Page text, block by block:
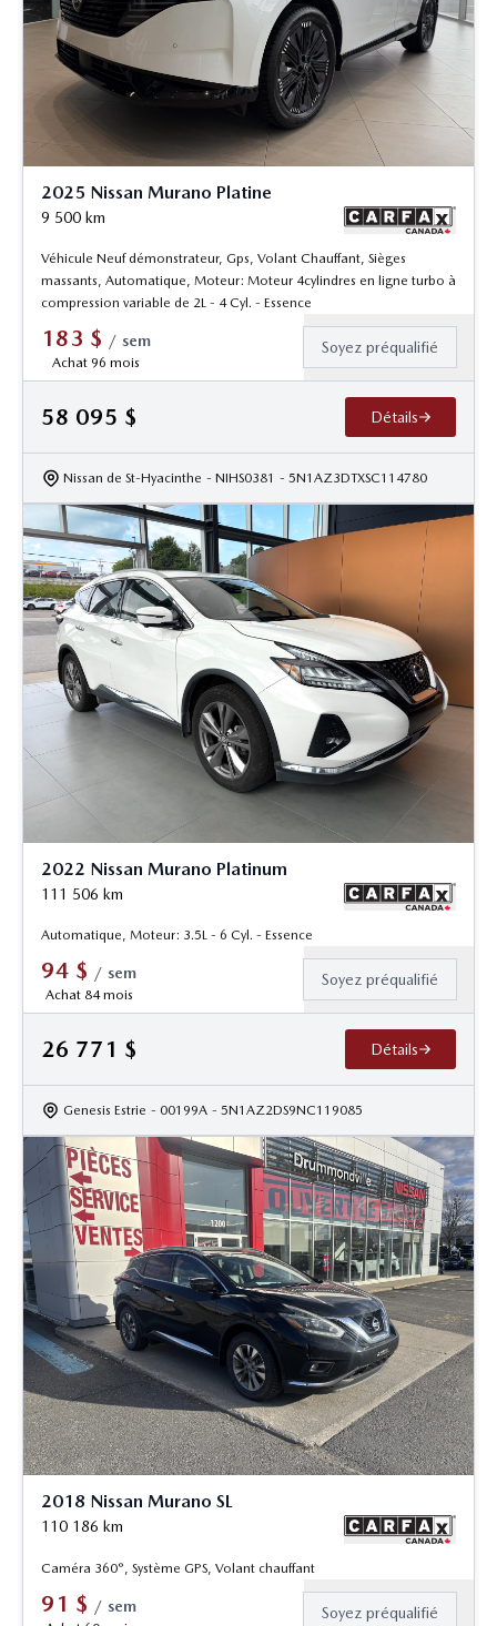
2025 Nissan Murano Platine
9 500 km
Véhicule Neuf démonstrateur, Gps, Volant Chauffant, Sièges
massants, Automatique, Moteur: Moteur 4cylindres en ligne turbo à
compression variable de 2L - 4 Cyl. - Essence
183 $ / sem
Achat 96 mois
Soyez préqualifié
58 095 $ Détails
Nissan de St-Hyacinthe - NIHS0381 - 5N1AZ3DTXSC114780
2022 Nissan Murano Platinum
111 506 km
Automatique, Moteur: 3.5L - 6 Cyl. - Essence
94 $ / sem
Achat 84 mois
Soyez préqualifié
26 771 $ Détails
Genesis Estrie - 00199A - 5N1AZ2DS9NC119085
2018 Nissan Murano SL
110 186 km
Caméra 360°, Système GPS, Volant chauffant
91 $ / sem Soyez préqualifié